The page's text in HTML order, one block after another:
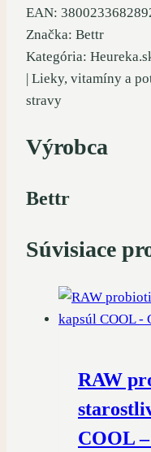
EAN:
Značka: Bettr
Kategória:
| Lieky, vitamíny a
stravy
Výrobca
Bettr
Súvisiace
RAW
COOL